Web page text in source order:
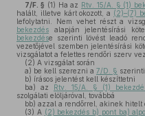
7/F. § (1) Ha az Rtv. 15/A. § (1)
halált, illetve kárt okozott, a (2)–(7)
lefolytatni. Nem vehet részt a
bekezdés alapján jelentésírási
bekezdése szerinti lövést leadó
vezetőjével szemben jelentésírási
vizsgálatot a felettes rendőri szerv
(2) A vizsgálat során
a) be kell szerezni a 7/D. §
b) írásos jelentést kell készíttetni
ba) az Rtv. 15/A. § (1)
szolgálati elöljáróval, továbbá
bb) azzal a rendőrrel, akinek hitelt
(3) A (2) bekezdés b) pont ba)